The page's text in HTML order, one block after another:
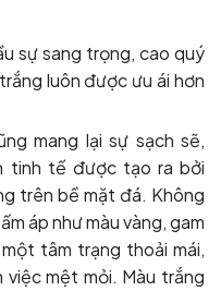
sự sang trọng, cao quý
luôn được ưu ái hơn
mang lại sự sạch sẽ,
tinh tế được tạo ra bởi
trên bề mặt đá. Không
áp như màu vàng, gam
tâm trạng thoải mái,
việc mệt mỏi. Màu trắng